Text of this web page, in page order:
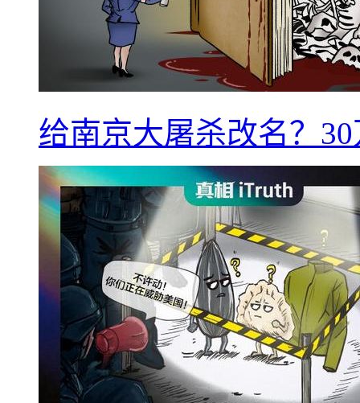
给南京大屠杀改名？